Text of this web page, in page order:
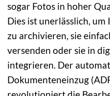
sogar Fotos in hoher
Dies ist unerlässlich,
zu archivieren, sie
versenden oder sie in
integrieren. Der
Dokumenteneinzug